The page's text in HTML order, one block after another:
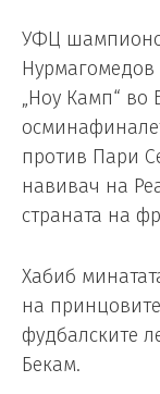
УФЦ
Нурмагомедов
„Ноу Камп“ во
против Пари
навивач на
страната на
Хабиб
на
фудбалските
Бекам.